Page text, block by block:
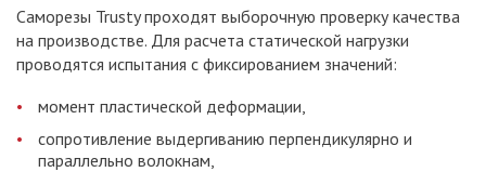
Саморезы Trusty проходят выборочную проверку качества
на производстве. Для расчета статической нагрузки
проводятся испытания с фиксированием значений:
момент пластической деформации,
сопротивление выдергиванию перпендикулярно и
параллельно волокнам,